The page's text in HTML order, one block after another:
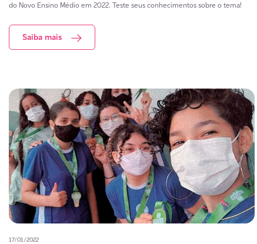
do Novo Ensino Médio em 2022. Teste seus conhecimentos sobre o tema!
Saiba mais
17/01/2022